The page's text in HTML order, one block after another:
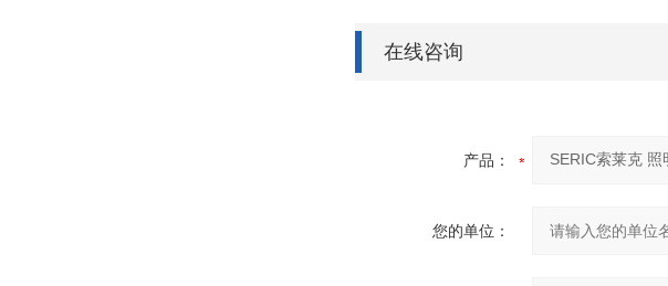
在线咨询
产品：
您的单位：